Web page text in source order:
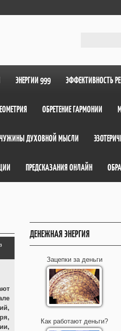
ЭНЕРГИИ 999 ЭФФЕКТИВНОСТЬ
ОБРЕТЕНИЕ ГАРМОНИИ
ДУХОВНОЙ МЫСЛИ
ПРЕДСКАЗАНИЯ ОНЛАЙН
ДЕНЕЖНАЯ ЭНЕРГИЯ
Зацепки за деньги
Как работают деньги?